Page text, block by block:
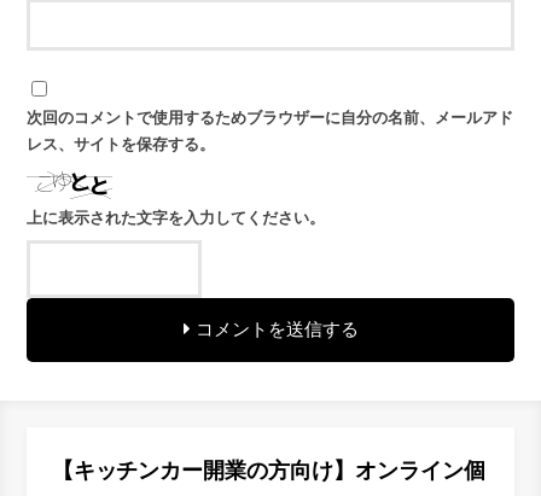
次回のコメントで使用するためブラウザーに自分の名前、メールアド
レス、サイトを保存する。
上に表示された文字を入力してください。
コメントを送信する
【キッチンカー開業の方向け】オンライン個